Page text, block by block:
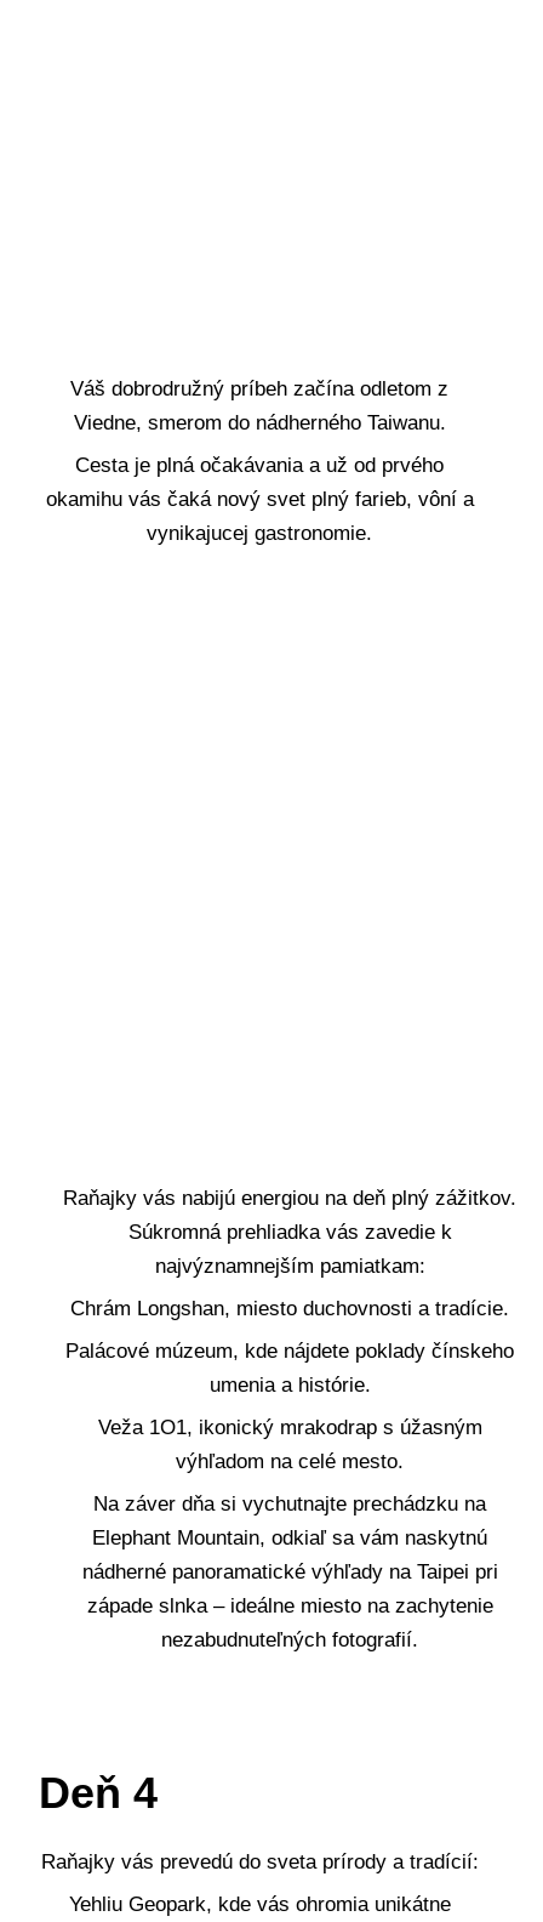
Váš dobrodružný príbeh začína odletom z
Viedne, smerom do nádherného Taiwanu.
Cesta je plná očakávania a už od prvého
okamihu vás čaká nový svet plný farieb, vôní a
vynikajucej gastronomie.
Raňajky vás nabijú energiou na deň plný zážitkov.
Súkromná prehliadka vás zavedie k
najvýznamnejším pamiatkam:
Chrám Longshan, miesto duchovnosti a tradície.
Palácové múzeum, kde nájdete poklady čínskeho
umenia a histórie.
Veža 1O1, ikonický mrakodrap s úžasným
výhľadom na celé mesto.
Na záver dňa si vychutnajte prechádzku na
Elephant Mountain, odkiaľ sa vám naskytnú
nádherné panoramatické výhľady na Taipei pri
západe slnka – ideálne miesto na zachytenie
nezabudnuteľných fotografií.
Deň 4
Raňajky vás prevedú do sveta prírody a tradícií:
Yehliu Geopark, kde vás ohromia unikátne